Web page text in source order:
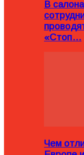
В
«Стоп…
Чем